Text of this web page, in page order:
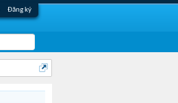
Đăng ký